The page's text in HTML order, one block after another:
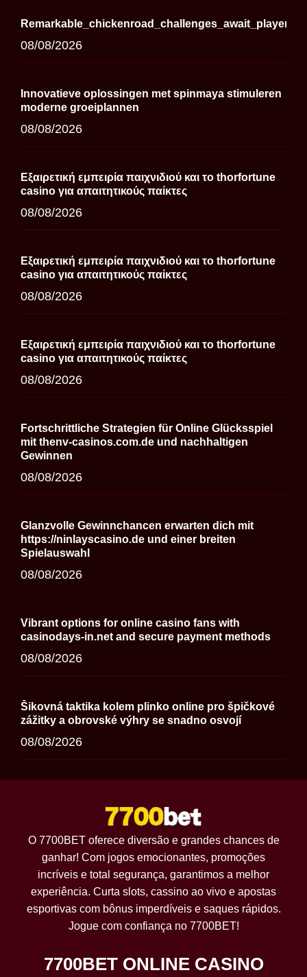
08/08/2026
Innovatieve oplossingen met spinmaya stimuleren
moderne groeiplannen
08/08/2026
Εξαιρετική εμπειρία παιχνιδιού και το thorfortune
casino για απαιτητικούς παίκτες
08/08/2026
Εξαιρετική εμπειρία παιχνιδιού και το thorfortune
casino για απαιτητικούς παίκτες
08/08/2026
Εξαιρετική εμπειρία παιχνιδιού και το thorfortune
casino για απαιτητικούς παίκτες
08/08/2026
Fortschrittliche Strategien für Online Glücksspiel
mit thenv-casinos.com.de und nachhaltigen
Gewinnen
08/08/2026
Glanzvolle Gewinnchancen erwarten dich mit
https://ninlayscasino.de und einer breiten
Spielauswahl
08/08/2026
Vibrant options for online casino fans with
casinodays-in.net and secure payment methods
08/08/2026
Šikovná taktika kolem plinko online pro špičkové
zážitky a obrovské výhry se snadno osvojí
08/08/2026
O 7700BET oferece diversão e grandes chances de
ganhar! Com jogos emocionantes, promoções
incríveis e total segurança, garantimos a melhor
experiência. Curta slots, cassino ao vivo e apostas
esportivas com bônus imperdíveis e saques rápidos.
Jogue com confiança no 7700BET!
7700BET ONLINE CASINO